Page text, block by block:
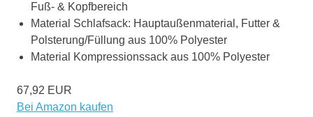
Fuß- & Kopfbereich
Material Schlafsack: Hauptaußenmaterial, Futter &
Polsterung/Füllung aus 100% Polyester
Material Kompressionssack aus 100% Polyester
67,92 EUR
Bei Amazon kaufen